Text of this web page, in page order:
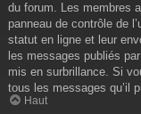
du forum. Les membres
panneau de contrôle de
statut en ligne et leur
les messages publiés
mis en surbrillance. Si
tous les messages qu’il
Haut